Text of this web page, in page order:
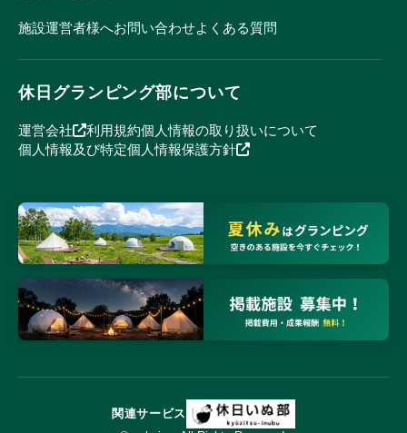
施設運営者様へお問い合わせよくある質問
休日グランピング部について
運営会社 利用規約個人情報の取り扱いについて
個人情報及び特定個人情報保護方針
関連サービス